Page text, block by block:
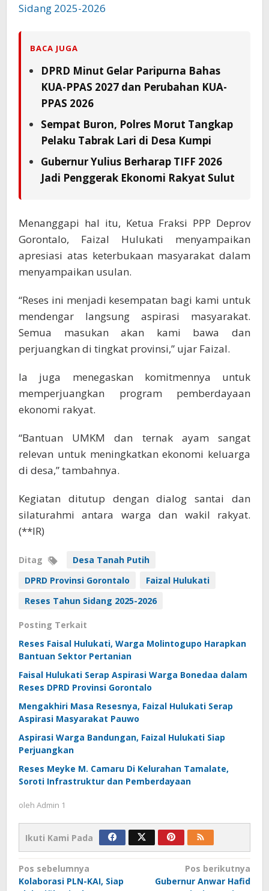
Sidang 2025-2026
BACA JUGA
DPRD Minut Gelar Paripurna Bahas
KUA-PPAS 2027 dan Perubahan KUA-
PPAS 2026
Sempat Buron, Polres Morut Tangkap
Pelaku Tabrak Lari di Desa Kumpi
Gubernur Yulius Berharap TIFF 2026
Jadi Penggerak Ekonomi Rakyat Sulut
Menanggapi hal itu, Ketua Fraksi PPP Deprov
Gorontalo, Faizal Hulukati menyampaikan
apresiasi atas keterbukaan masyarakat dalam
menyampaikan usulan.
“Reses ini menjadi kesempatan bagi kami untuk
mendengar langsung aspirasi masyarakat.
Semua masukan akan kami bawa dan
perjuangkan di tingkat provinsi,” ujar Faizal.
Ia juga menegaskan komitmennya untuk
memperjuangkan program pemberdayaan
ekonomi rakyat.
“Bantuan UMKM dan ternak ayam sangat
relevan untuk meningkatkan ekonomi keluarga
di desa,” tambahnya.
Kegiatan ditutup dengan dialog santai dan
silaturahmi antara warga dan wakil rakyat.
(**IR)
Ditag
Desa Tanah Putih
DPRD Provinsi Gorontalo
Faizal Hulukati
Reses Tahun Sidang 2025-2026
Posting Terkait
Reses Faisal Hulukati, Warga Molintogupo Harapkan
Bantuan Sektor Pertanian
Faisal Hulukati Serap Aspirasi Warga Bonedaa dalam
Reses DPRD Provinsi Gorontalo
Mengakhiri Masa Resesnya, Faizal Hulukati Serap
Aspirasi Masyarakat Pauwo
Aspirasi Warga Bandungan, Faizal Hulukati Siap
Perjuangkan
Reses Meyke M. Camaru Di Kelurahan Tamalate,
Soroti Infrastruktur dan Pemberdayaan
oleh Admin 1
Ikuti Kami Pada
Navigasi
Pos sebelumnya
Kolaborasi PLN-KAI, Siap
Pos berikutnya
Gubernur Anwar Hafid